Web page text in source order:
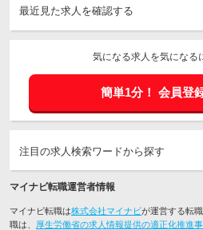
最近見た求人を確認する
気になる求人を気になる
簡単1分！ 会員登
注目の求人検索ワードから探す
マイナビ転職運営者情報
マイナビ転職は株式会社マイナビが運営する転
職は、 厚生労働省の求人情報提供の適正化推進